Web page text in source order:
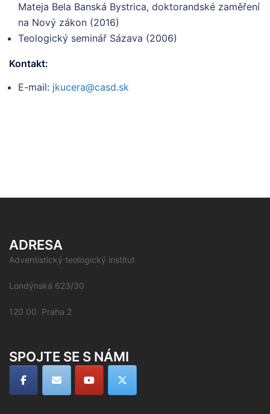
Mateja Bela Banská Bystrica, doktorandské zaměření
na Nový zákon (2016)
Teologický seminář Sázava (2006)
Kontakt:
E-mail: jkucera@casd.sk
ADRESA
Adventistický teologický institut
Londýnská 623/30
120 00 Praha 2
SPOJTE SE S NÁMI